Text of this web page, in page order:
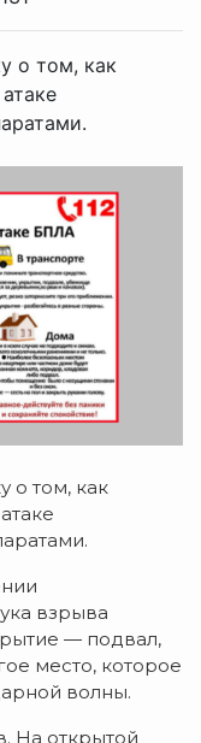
о том, как
о том, как
взрыва
— подвал,
место, которое
волны.
На открытой